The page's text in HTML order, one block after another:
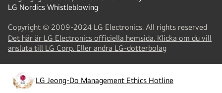
LG Nordics Whistleblowing
Copyright © 2009-2024 LG Electronics. All rights reserved
Det här är LG Electronics officiella hemsida. Klicka om du vill
ansluta till LG Corp. Eller andra LG-dotterbolag(
a
new
tab
LG Jeong-Do Management Ethics Hotline
opens